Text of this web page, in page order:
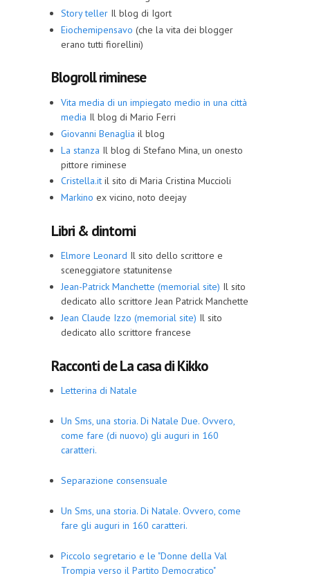
Story teller Il blog di Igort
Eiochemipensavo (che la vita dei blogger
erano tutti fiorellini)
Blogroll riminese
Vita media di un impiegato medio in una città
media Il blog di Mario Ferri
Giovanni Benaglia il blog
La stanza Il blog di Stefano Mina, un onesto
pittore riminese
Cristella.it il sito di Maria Cristina Muccioli
Markino ex vicino, noto deejay
Libri & dintorni
Elmore Leonard Il sito dello scrittore e
sceneggiatore statunitense
Jean-Patrick Manchette (memorial site) Il sito
dedicato allo scrittore Jean Patrick Manchette
Jean Claude Izzo (memorial site) Il sito
dedicato allo scrittore francese
Racconti de La casa di Kikko
Letterina di Natale
Un Sms, una storia. Di Natale Due. Ovvero,
come fare (di nuovo) gli auguri in 160
caratteri.
Separazione consensuale
Un Sms, una storia. Di Natale. Ovvero, come
fare gli auguri in 160 caratteri.
Piccolo segretario e le "Donne della Val
Trompia verso il Partito Democratico"